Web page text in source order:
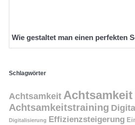
Wie gestaltet man einen perfekten
Schlagwörter
Achtsamkeit
Achtsamkeitstraining
Digitalisierung Effizienzsteigerung